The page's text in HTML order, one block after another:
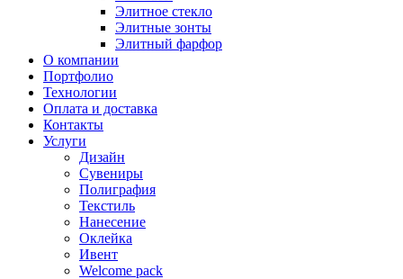
Элитное стекло
Элитные зонты
Элитный фарфор
О компании
Портфолио
Технологии
Оплата и доставка
Контакты
Услуги
Дизайн
Сувениры
Полиграфия
Текстиль
Нанесение
Оклейка
Ивент
Welcome pack